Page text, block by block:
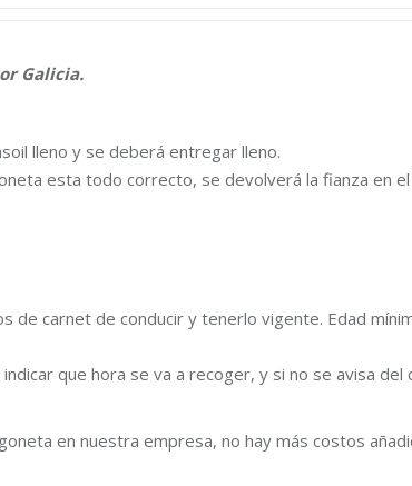
Galicia.
lleno y se deberá entregar lleno.
esta todo correcto, se devolverá la fianza en
de carnet de conducir y tenerlo vigente. Edad
que hora se va a recoger, y si no se avisa
en nuestra empresa, no hay más costos